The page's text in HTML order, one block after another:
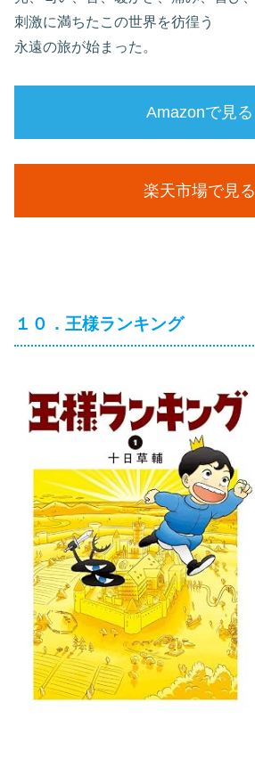
刺激に満ちたこの世界を彷徨う
永遠の旅が始まった。
Amazonで見る
楽天市場で見る
１０．王様ランキング